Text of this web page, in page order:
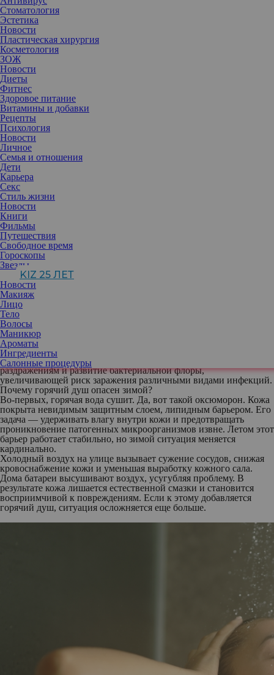
Стоматология
Эстетика
Новости
Пластическая хирургия
Косметология
ЗОЖ
Новости
Диеты
Фитнес
Здоровое питание
Витамины и добавки
Рецепты
Психология
Новости
Личное
Семья и отношения
Дети
Карьера
Секс
Стиль жизни
Новости
Книги
Фильмы
Путешествия
Свободное время
Гороскопы
Звезды
KIZ 25 ЛЕТ
Новости
Макияж
Лицо
Тело
Волосы
Маникюр
Ароматы
Ингредиенты
Салонные процедуры
Зима — настоящее испытание для кожи, волос и всего
организма в целом. Холод, ветер и сухой воздух в помещении
плохо влияют на кожный липидный барьер. Добавьте сюда
привычку принимать горячий душ — итог: дискомфорт, сухая
раздраженная кожа и сниженный иммунитет.
У многих есть привычка расслабиться после прогулки на морозе
или утомительного рабочего дня — принять горячий душ.
Кажется, что такая процедура помогает снять усталость и
напряжение, но вот только эта привычка зачастую оказывается
обманчиво приятной. Высокая температура воды не только
вымывает естественное кожное сало, которое защищает кожу от
вредных воздействий, но и ускоряет процесс потери влаги,
провоцируя сухость, шелушение и чувство стянутости.
Вместе с горячим душем исчезает не только грязь, но и важный
защитный липидный барьер. Вместо желаемого эффекта мы
получаем обратный —чувствительную кожу, склонность к
раздражениям и развитие бактериальной флоры,
увеличивающей риск заражения различными видами инфекций.
Почему горячий душ опасен зимой?
Во-первых, горячая вода сушит. Да, вот такой оксюморон. Кожа
покрыта невидимым защитным слоем, липидным барьером. Его
задача — удерживать влагу внутри кожи и предотвращать
проникновение патогенных микроорганизмов извне. Летом этот
барьер работает стабильно, но зимой ситуация меняется
кардинально.
Холодный воздух на улице вызывает сужение сосудов, снижая
кровоснабжение кожи и уменьшая выработку кожного сала.
Дома батареи высушивают воздух, усугубляя проблему. В
результате кожа лишается естественной смазки и становится
восприимчивой к повреждениям. Если к этому добавляется
горячий душ, ситуация осложняется еще больше.